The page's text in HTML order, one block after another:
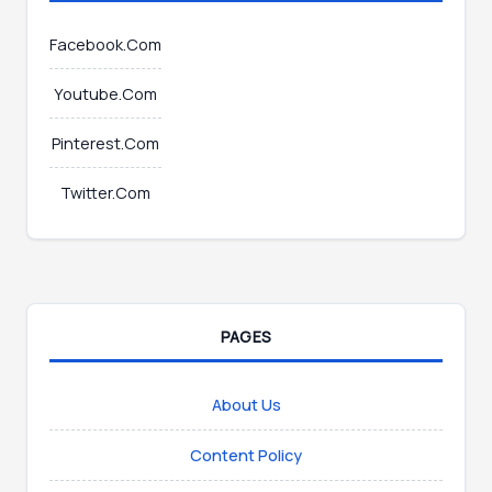
Facebook.Com
Youtube.Com
Pinterest.Com
Twitter.Com
PAGES
About Us
Content Policy